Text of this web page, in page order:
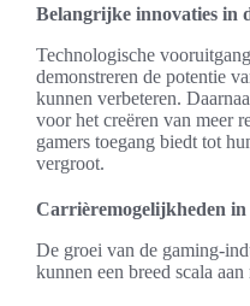
Belangrijke innovaties in
Technologische
demonstreren de potentie
kunnen verbeteren.
voor het creëren van meer
gamers toegang biedt tot
vergroot.
Carrièremogelijkheden in
De groei van de gaming-
kunnen een breed scala